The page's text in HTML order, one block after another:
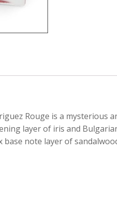
Rouge is a mysterious
layer of iris and
note layer of